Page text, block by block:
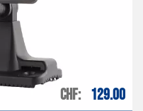
CHF 129.00